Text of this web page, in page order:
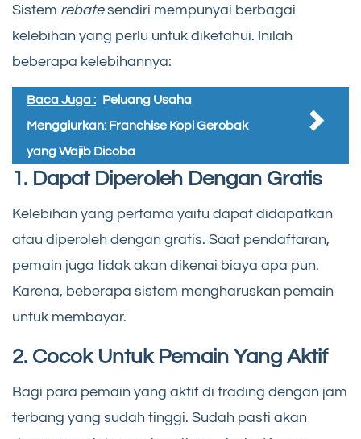
Sistem rebatesendiri mempunyai berbagai
kelebihan yang perlu untuk diketahui. Inilah
beberapa kelebihannya:
Baca Juga : Peluang Usaha
Menggiurkan: Franchise Kopi Gerobak
yang Wajib Dicoba
1. Dapat Diperoleh Dengan Gratis
Kelebihan yang pertama yaitu dapat didapatkan
atau diperoleh dengan gratis. Saat pendaftaran,
pemain juga tidak akan dikenai biaya apa pun.
Karena, beberapa sistem mengharuskan pemain
untuk membayar.
2. Cocok Untuk Pemain Yang Aktif
Bagi para pemain yang aktif di trading dengan jam
terbang yang sudah tinggi. Sudah pasti akan